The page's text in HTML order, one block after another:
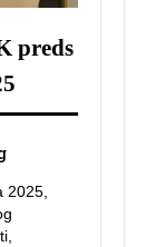
preds
2025,